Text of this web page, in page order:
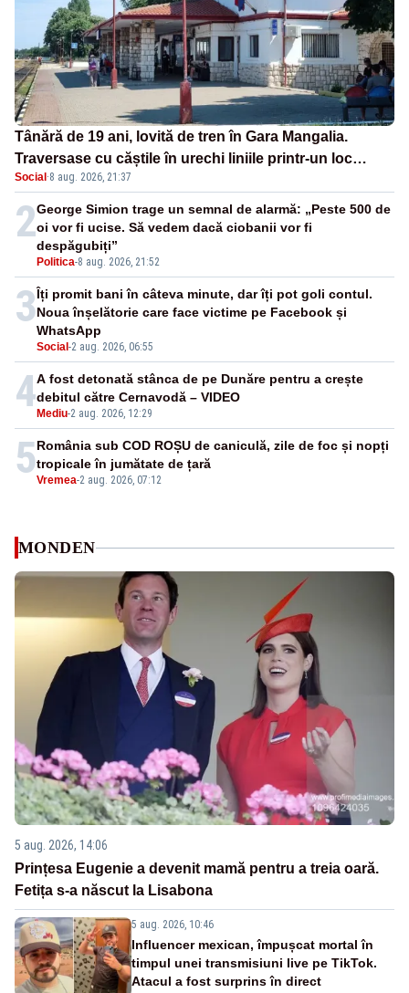
Tânără de 19 ani, lovită de tren în Gara Mangalia.
Traversase cu căștile în urechi liniile printr-un loc
nepermis
Social ·8 aug. 2026, 21:37
2
Politica-8 aug. 2026, 21:52
George Simion trage un semnal de alarmă: „Peste 500 de
oi vor fi ucise. Să vedem dacă ciobanii vor fi
despăgubiți”
3
Social -2 aug. 2026, 06:55
Îți promit bani în câteva minute, dar îți pot goli contul.
Noua înșelătorie care face victime pe Facebook și
WhatsApp
4 Mediu-2 aug. 2026, 12:29
A fost detonată stânca de pe Dunăre pentru a crește
debitul către Cernavodă – VIDEO
5Vremea-2 aug. 2026, 07:12
România sub COD ROȘU de caniculă, zile de foc și nopți
tropicale în jumătate de țară
MONDEN
5 aug. 2026, 14:06
Prințesa Eugenie a devenit mamă pentru a treia oară.
Fetița s-a născut la Lisabona
5 aug. 2026, 10:46
Influencer mexican, împușcat mortal în
timpul unei transmisiuni live pe TikTok.
Atacul a fost surprins în direct